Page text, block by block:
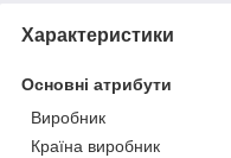
Характеристики
Основні атрибути
Виробник
Країна виробник